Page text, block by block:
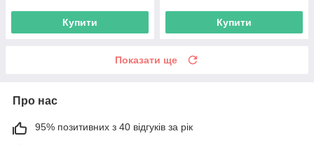
Купити Купити
Показати ще
Про нас
95% позитивних з 40 відгуків за рік